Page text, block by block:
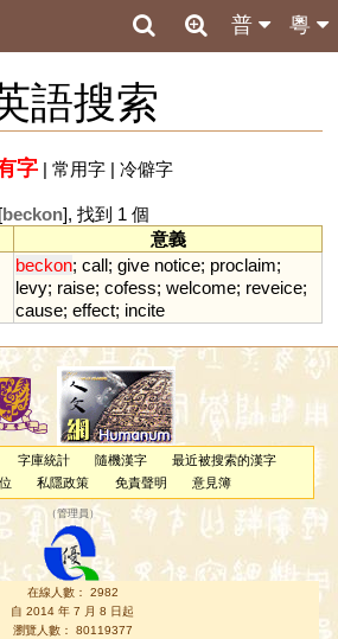
粵
普
語搜索
字| 常用字| 冷僻字
[beckon], 找到 1 個
意義
beckon; call; give notice; proclaim;
levy; raise; cofess; welcome; reveice;
cause; effect; incite
字庫統計 隨機漢字
最近被搜索的漢字
私隱政策 免責聲明 意見簿
（管理員 ）
在線人數： 2982
自 2014 年 7 月 8 日起
瀏覽人數： 80119377